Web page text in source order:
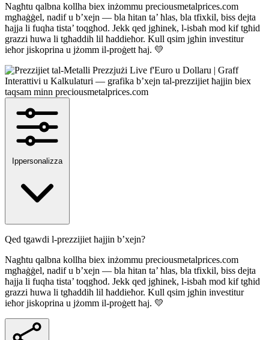
Nagħtu qalbna kollha biex inżommu preciousmetalprices.com
mgħaġġel, nadif u b’xejn — bla ħitan ta’ ħlas, bla tfixkil, biss dejta
ħajja li fuqha tista’ toqgħod. Jekk qed jgħinek, l-isbaħ mod kif tgħid
grazzi huwa li tgħaddih lil ħaddieħor. Kull qsim jgħin investitur
ieħor jiskoprina u jżomm il-proġett ħaj. 💛
Ippersonalizza
Qed tgawdi l-prezzijiet ħajjin b’xejn?
Nagħtu qalbna kollha biex inżommu preciousmetalprices.com
mgħaġġel, nadif u b’xejn — bla ħitan ta’ ħlas, bla tfixkil, biss dejta
ħajja li fuqha tista’ toqgħod. Jekk qed jgħinek, l-isbaħ mod kif tgħid
grazzi huwa li tgħaddih lil ħaddieħor. Kull qsim jgħin investitur
ieħor jiskoprina u jżomm il-proġett ħaj. 💛